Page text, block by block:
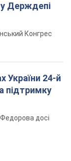
у Держдепі
Конгрес
України 24-й
підтримку
досі